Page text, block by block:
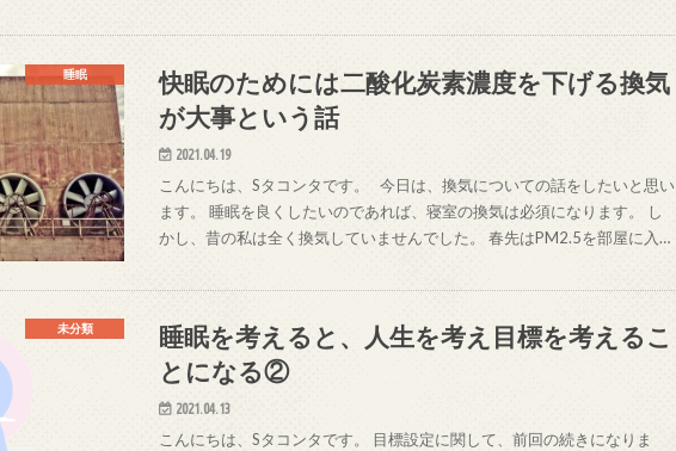
睡眠
快眠のためには二酸化炭素濃度を下げる換気
が大事という話
2021.04.19
こんにちは、Sタコンタです。 今日は、換気についての話をしたいと思い
ます。 睡眠を良くしたいのであれば、寝室の換気は必須になります。 し
かし、昔の私は全く換気していませんでした。 春先はPM2.5を部屋に入…
未分類
睡眠を考えると、人生を考え目標を考えるこ
とになる②
2021.04.13
こんにちは、Sタコンタです。 目標設定に関して、前回の続きになりま